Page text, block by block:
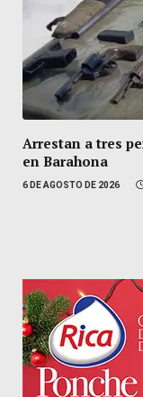
Arrestan a tres
en Barahona
6 DE AGOSTO DE 2026